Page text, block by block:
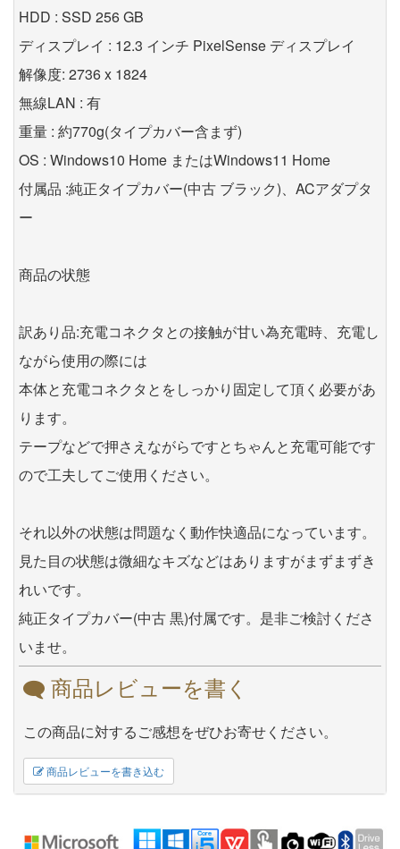
HDD : SSD 256 GB
ディスプレイ : 12.3 インチ PixelSense ディスプレイ
解像度: 2736 x 1824
無線LAN : 有
重量 : 約770g(タイプカバー含まず)
OS : Windows10 Home またはWindows11 Home
付属品 :純正タイプカバー(中古 ブラック)、ACアダプタ
ー
商品の状態
訳あり品:充電コネクタとの接触が甘い為充電時、充電し
ながら使用の際には
本体と充電コネクタとをしっかり固定して頂く必要があ
ります。
テープなどで押さえながらですとちゃんと充電可能です
ので工夫してご使用ください。
それ以外の状態は問題なく動作快適品になっています。
見た目の状態は微細なキズなどはありますがまずまずき
れいです。
純正タイプカバー(中古 黒)付属です。是非ご検討くださ
いませ。
商品レビューを書く
この商品に対するご感想をぜひお寄せください。
商品レビューを書き込む